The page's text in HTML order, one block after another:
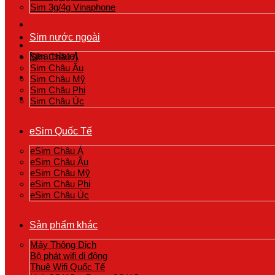
[gtranslate]
Sim 3g/4g Vinaphone
Sim nước ngoài
Sim Châu Á
Sim Châu Âu
Sim Châu Mỹ
Sim Châu Phi
Sim Châu Úc
eSim Quốc Tế
eSim Châu Á
eSim Châu Âu
eSim Châu Mỹ
eSim Châu Phi
eSim Châu Úc
Sản phẩm khác
Máy Thông Dịch
Bộ phát wifi di động
Thuê Wifi Quốc Tế